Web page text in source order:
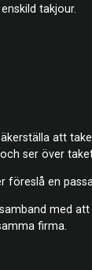
takjour.
att
ser över
en
med
firma.